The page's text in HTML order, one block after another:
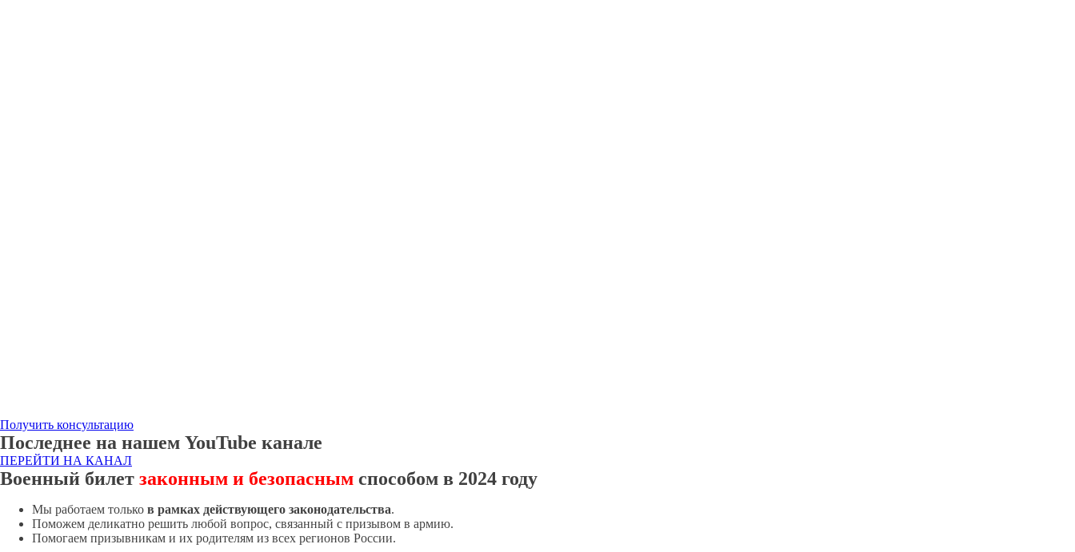
Получить консультацию
Последнее на нашем YouTube канале
ПЕРЕЙТИ НА КАНАЛ
Военный билет законным и безопасным способом в 2024 году
Мы работаем только в рамках действующего законодательства.
Поможем деликатно решить любой вопрос, связанный с призывом в армию.
Помогаем призывникам и их родителям из всех регионов России.